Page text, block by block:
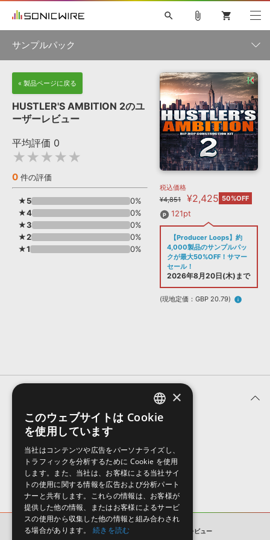
ソフト音源 »
プラグイン・エフェクト »
サンプルパック »
ソフトウェア／ツール »
DAW »
ニュースレター »
SONICWIREブログ »
製品サポート情報 »
DTMガイド »
FAQ »
音楽カード
楽曲配信流通サービス
無償のサウンド管理ソフト
音素材の制作・ ライセンス提供
search
初音ミク NT 巡音ルカ V4X
MEIKO V3
KAITO V3
VOCALOID TOONTRACK
SPITFIRE AUDIO
VIENNA
EZ DRUMMER 3 SERUM
ライセンスフリーBGM
ボーカル抜き出し
DUBSTEP
ELECTRONICA
MUTANT
ROUTER.FM
ソフト音源 プラグイン・エフェクト
DAW 効果音
attach_file shopping_cart
サンプルパック
製品一覧
メーカー
フォーマット
« 製品ページに戻る
HUSTLER'S AMBITION 2のユ
ーザーレビュー
平均評価 0
★★★★★
0 件の評価
★5
0%
★4
0%
★3
0%
★2
0%
★1
0%
税込価格
¥4,851
¥2,425 50%OFF
121pt
【Producer Loops】約
4,000製品のサンプルパッ
クが最大50%OFF！サマー
セール！
2026年8月20日(木)まで
(現地定価：GBP 20.79) info
ユーザーレビュー (0件)
表示順
HUSTLER'S AMBITION 2 ユーザーレビュー
ENGLISH
×
このウェブサイトは Cookie
を使用しています
当社はコンテンツや広告をパーソナライズし、
トラフィックを分析するために Cookie を使用
します。また、当社は、お客様による当社サイ
トの使用に関する情報を広告および分析パート
ナーと共有します。これらの情報は、お客様が
提供した他の情報、またはお客様によるサービ
スの使用から収集した他の情報と組み合わされ
る場合があります。
続きを読む